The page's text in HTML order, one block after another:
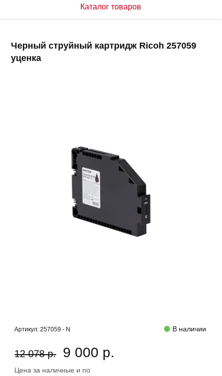
Каталог товаров
Черный струйный картридж Ricoh 257059
уценка
Артикул:257059 - N В наличии
12 078 р. 9 000 р.
Цена за наличные и по